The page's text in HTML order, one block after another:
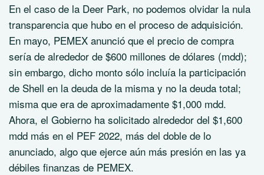
En el caso de la Deer Park, no podemos olvidar la nula
transparencia que hubo en el proceso de adquisición.
En mayo, PEMEX anunció que el precio de compra
sería de alrededor de $600 millones de dólares (mdd);
sin embargo, dicho monto sólo incluía la participación
de Shell en la deuda de la misma y no la deuda total;
misma que era de aproximadamente $1,000 mdd.
Ahora, el Gobierno ha solicitado alrededor del $1,600
mdd más en el PEF 2022, más del doble de lo
anunciado, algo que ejerce aún más presión en las ya
débiles finanzas de PEMEX.